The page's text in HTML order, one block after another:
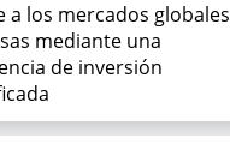
a los mercados globales
mediante una
de inversión